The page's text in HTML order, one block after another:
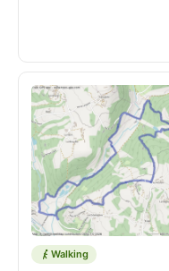
Walking